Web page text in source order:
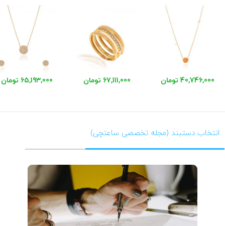
40,746,000 تومان 67,111,000 تومان 65,193,000 تومان
انتخاب دستبند (مجله تخصصی ساعتچی)